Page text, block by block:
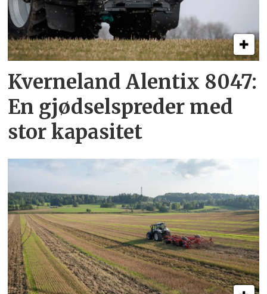
Kverneland Alentix 8047:
En gjødsel­spreder med
stor kapasitet